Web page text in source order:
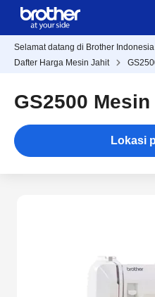
Selamat datang di Brother Indonesia
Dafter Harga Mesin Jahit
GS2500
Lokasi